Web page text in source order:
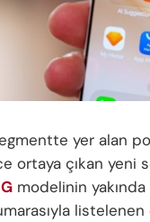
yer alan
ortaya çıkan yeni
modelinin yakında